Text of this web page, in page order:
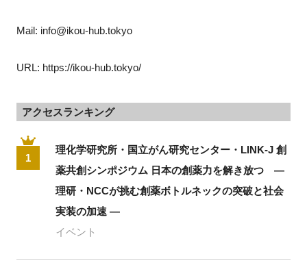
Mail: info@ikou-hub.tokyo
URL: https://ikou-hub.tokyo/
アクセスランキング
1
理化学研究所・国立がん研究センター・LINK-J 創
薬共創シンポジウム 日本の創薬力を解き放つ ―
理研・NCCが挑む創薬ボトルネックの突破と社会
実装の加速 ―
イベント